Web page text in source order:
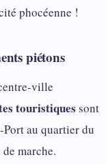
phocéenne !
piétons
ville
touristiques sont
Port au quartier du
marche.